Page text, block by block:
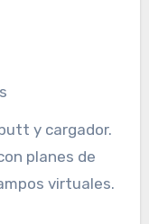
y cargador.
planes de
virtuales.